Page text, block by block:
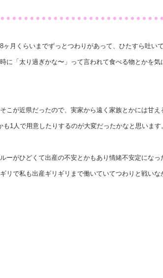
月くらいまでずっとつわりがあって、ひたすら吐い
「太り過ぎかな〜」って言われて食べる物とかを
が近県だったので、実家から遠く家族とかには甘
1人で用意したりするのが大変だったかなと思います
がひどくて出産の不安とかもあり情緒不安定にな
で私も出産ギリギリまで働いていてつわりと戦い